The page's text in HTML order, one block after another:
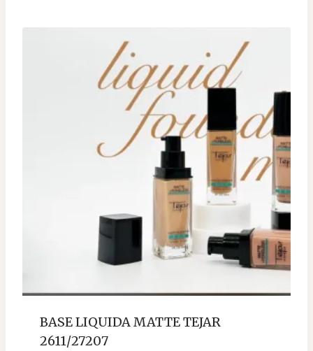
BASE LIQUIDA MATTE TEJAR
2611/27207